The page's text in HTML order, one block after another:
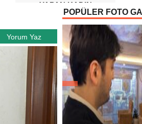
YAPAN KADIN
OYUNCUSU” ÖDÜLÜ!
Yorum Yaz
POPÜLER FOTO